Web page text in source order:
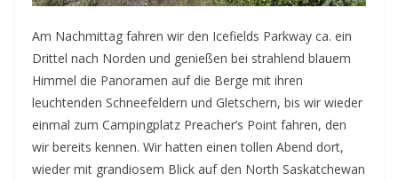
Am Nachmittag fahren wir den Icefields Parkway ca. ein
Drittel nach Norden und genießen bei strahlend blauem
Himmel die Panoramen auf die Berge mit ihren
leuchtenden Schneefeldern und Gletschern, bis wir wieder
einmal zum Campingplatz Preacher’s Point fahren, den
wir bereits kennen. Wir hatten einen tollen Abend dort,
wieder mit grandiosem Blick auf den North Saskatchewan